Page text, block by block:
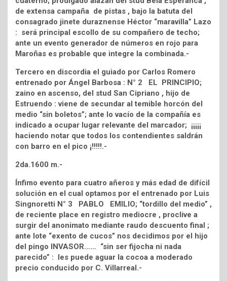
de extensa campaña de pistas , bajo la batuta del
consagrado jinete duraznense Héctor “maravilla” Lazo
: será principal escollo de su compañero de techo;
ante un evento generador de números en rojo para
Maroñas es probable que integre la combinada.-
Tercero en discordia el guiado por Carlos Romero
entrenado por Ángel Barbosa : N° 2 EL PRINCIPIO;
zaino en ascenso, del stud San Cipriano , hijo de
Estruendo : viene de secundar al temible horcón del
medio “sin boletos”; ante lo vacío de la compañía es
indicado a ocupar lugar relevante del marcador; ¡¡¡¡¡
haciendo notar que todos los contendientes saldrán
con barro en el pico ¡!!!!!.-
2da.1600 m.-
Ínfimo evento para cuatro añeros y más edad de difícil
solución en el cual optamos por el entrenado por Luis
Singnoretti N° 3 PABLO EMILIO; “tordillo del medio” ,
de reciente place en registro mediocre , proclive a
surgir del anonimato mediante raudo descuento final ;
ante lote “exento de cucos” nos decidimos por el hijo
del pingo INVASOR…… “sin ser fijocha ni nada
parecido” : les puede aguar la cocoa a moderado
precio conducido por C. Villarreal.-